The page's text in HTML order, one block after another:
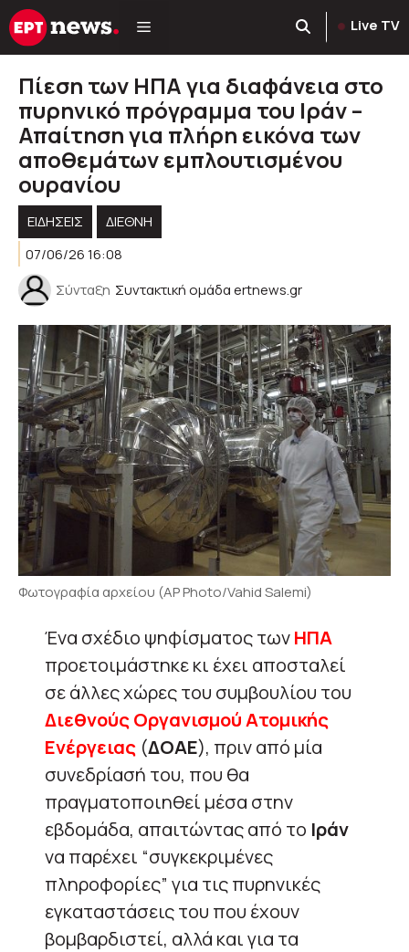
Μετάβαση
σε
Live TV
Πίεση των ΗΠΑ για διαφάνεια στο
πυρηνικό πρόγραμμα του Ιράν –
Απαίτηση για πλήρη εικόνα των
αποθεμάτων εμπλουτισμένου
ουρανίου
ΕΙΔΗΣΕΙΣ
ΔΙΕΘΝΗ
07/06/26 16:08
Σύνταξη Συντακτική ομάδα ertnews.gr
Φωτογραφία αρχείου (AP Photo/Vahid Salemi)
Ένα σχέδιο ψηφίσματος τωνΗΠΑ
προετοιμάστηκε κι έχει αποσταλεί
σε άλλες χώρες του συμβουλίου του
Διεθνούς Οργανισμού Ατομικής
Ενέργειας (ΔΟΑΕ), πριν από μία
συνεδρίασή του, που θα
πραγματοποιηθεί μέσα στην
εβδομάδα, απαιτώντας από το Ιράν
να παρέχει “συγκεκριμένες
πληροφορίες” για τις πυρηνικές
εγκαταστάσεις του που έχουν
βομβαρδιστεί, αλλά και για τα